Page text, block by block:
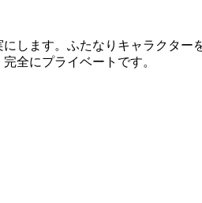
します。ふたなりキャラクタ
全にプライベートです。